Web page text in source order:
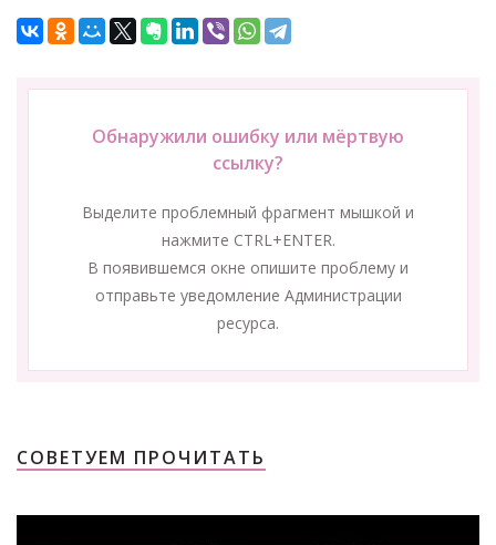
Обнаружили ошибку или мёртвую
ссылку?
Выделите проблемный фрагмент мышкой и
нажмите CTRL+ENTER.
В появившемся окне опишите проблему и
отправьте уведомление Администрации
ресурса.
СОВЕТУЕМ ПРОЧИТАТЬ